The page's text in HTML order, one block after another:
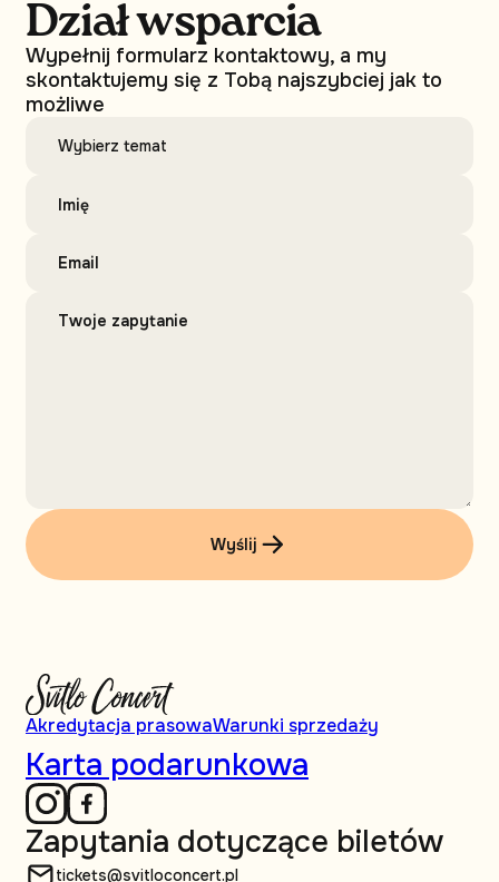
Dział wsparcia
Wypełnij formularz kontaktowy, a my
skontaktujemy się z Tobą najszybciej jak to
możliwe
Wyślij
Akredytacja prasowaWarunki sprzedaży
Karta podarunkowa
Zapytania dotyczące biletów
tickets@svitloconcert.pl